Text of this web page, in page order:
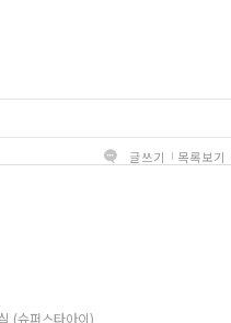
글쓰기 목록보기
(슈퍼스타아이)